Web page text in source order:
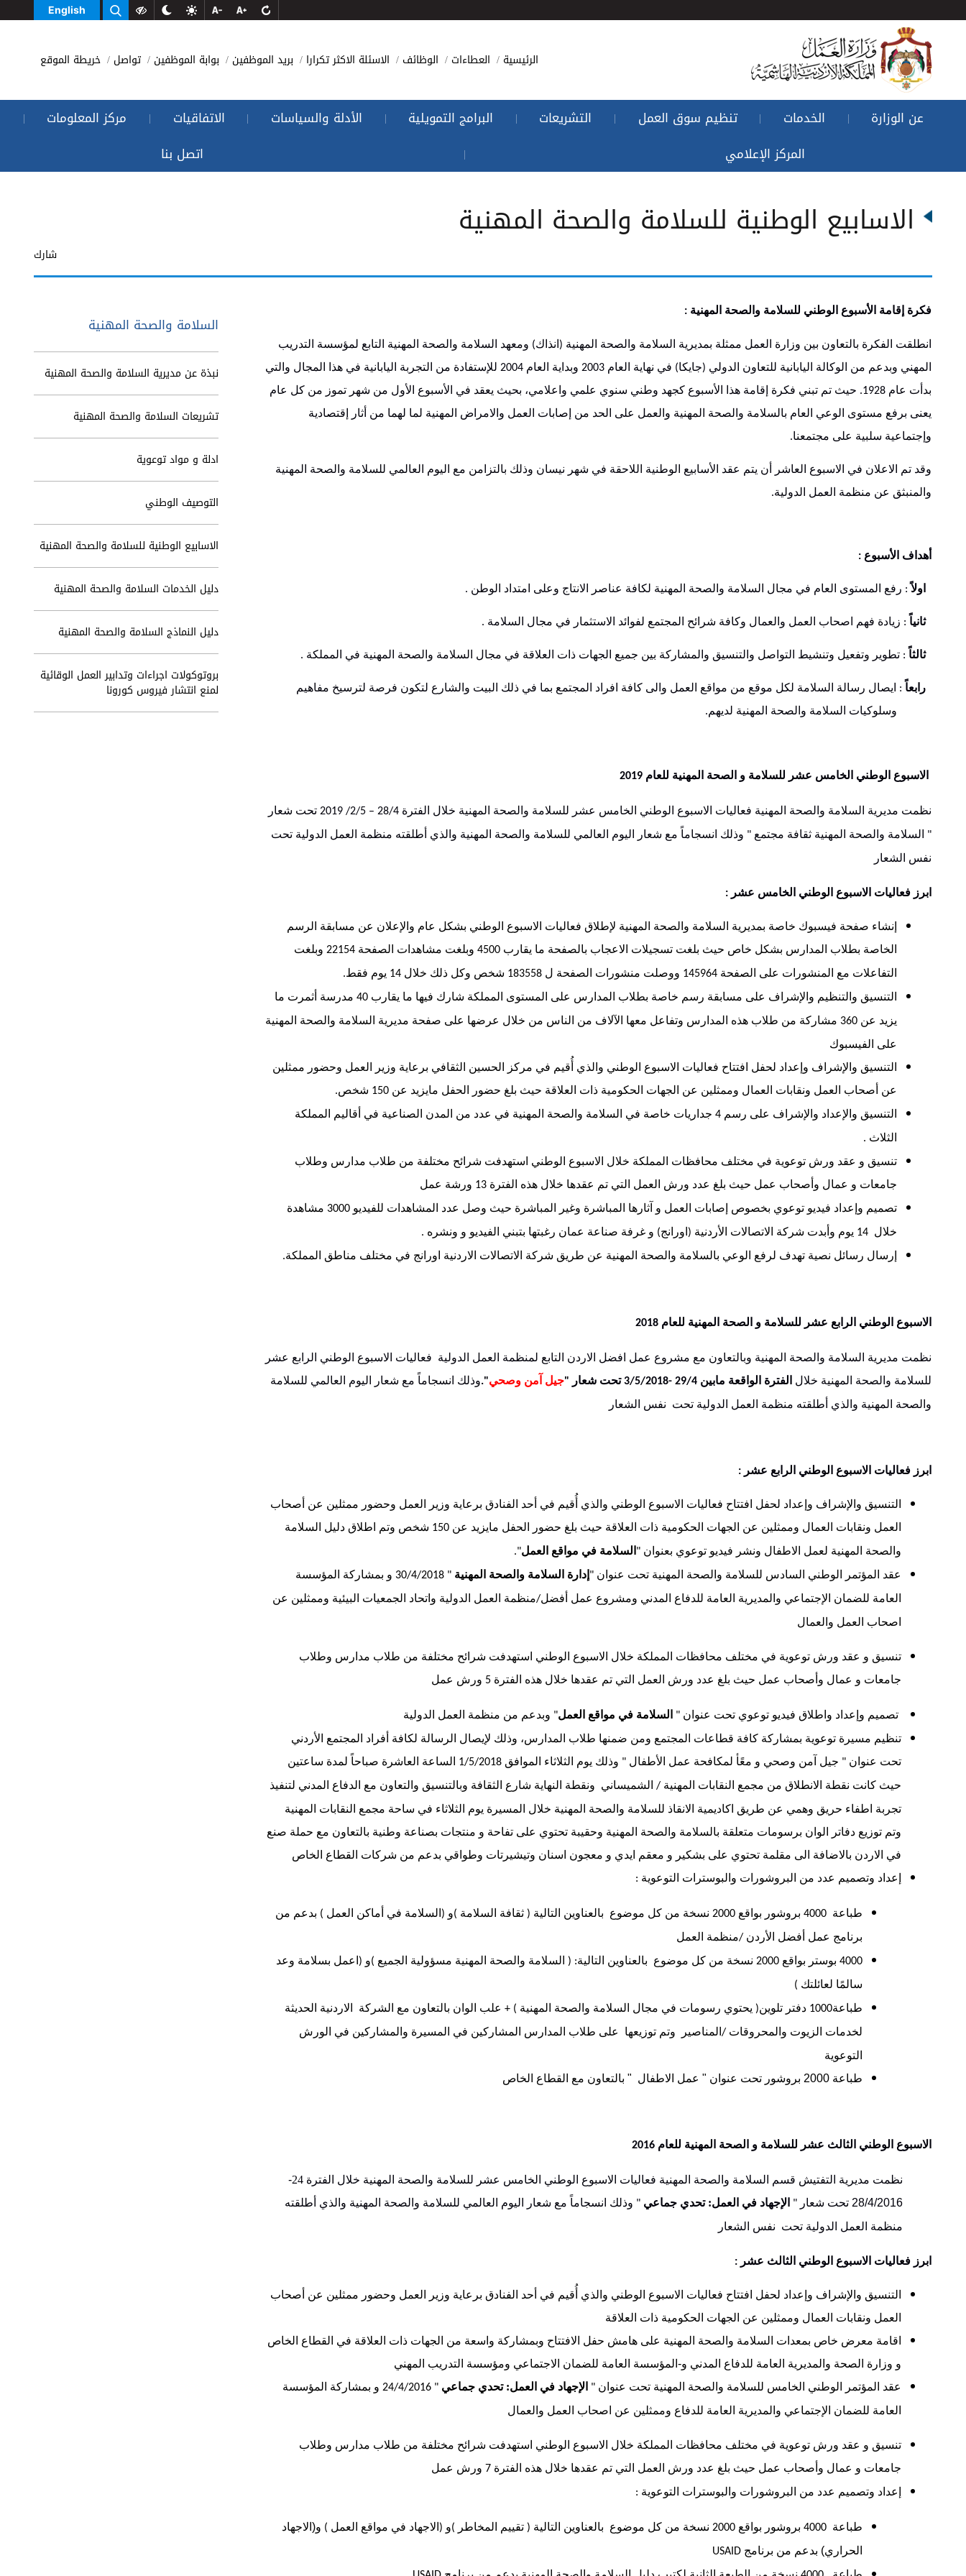
English
الرئيسية العطاءات الوظائف الاسئلة الاكثر تكرارا بريد الموظفين بوابة الموظفين تواصل خريطة الموقع
عن الوزارة | الخدمات | تنظيم سوق العمل | التشريعات | البرامج التمويلية | الأدلة والسياسات | الاتفاقيات | مركز المعلومات |
المركز الإعلامي | اتصل بنا
الاسابيع الوطنية للسلامة والصحة المهنية
شارك
فكرة إقامة الأسبوع الوطني للسلامة والصحة المهنية :
انطلقت الفكرة بالتعاون بين وزارة العمل ممثلة بمديرية السلامة والصحة المهنية ( انذاك) ومعهد السلامة والصحة المهنية التابع لمؤسسة التدريب
المهني وبدعم من الوكالة اليابانية للتعاون الدولي (جايكا) في نهاية العام وبداية العام
للإستفادة من التجربة اليابانية في هذا المجال والتي
بدأت عام
حيث تم تبني فكرة إقامة هذا الأسبوع كجهد وطني سنوي علمي واعلامي، بحيث يعقد في الأسبوع الأول من شهر تموز من كل عام
يعنى برفع مستوى الوعي العام بالسلامة والصحة المهنية والعمل على الحد من إصابات العمل والامراض المهنية لما لهما من أثار إقتصادية
وإجتماعية سلبية على مجتمعنا.
وقد تم الاعلان في الاسبوع العاشر أن يتم عقد الأسابيع الوطنية اللاحقة في شهر نيسان وذلك بالتزامن مع اليوم العالمي للسلامة والصحة المهنية
والمنبثق عن منظمة العمل الدولية.
أهداف الأسبوع :
اولاً : رفع المستوى العام في مجال السلامة والصحة المهنية لكافة عناصر الانتاج وعلى امتداد الوطن .
ثانياً : زيادة فهم اصحاب العمل والعمال وكافة شرائح المجتمع لفوائد الاستثمار في مجال السلامة .
ثالثاً : تطوير وتفعيل وتنشيط التواصل والتنسيق والمشاركة بين جميع الجهات ذات العلاقة في مجال السلامة والصحة المهنية في المملكة .
رابعاً :
ايصال رسالة السلامة لكل موقع من مواقع العمل والى كافة افراد المجتمع بما في ذلك البيت والشارع لتكون فرصة لترسيخ مفاهيم
وسلوكيات السلامة والصحة المهنية لديهم.
الاسبوع الوطني الخامس عشر للسلامة و الصحة المهنية للعام
نظمت مديرية السلامة والصحة المهنية فعاليات الاسبوع الوطني الخامس عشر للسلامة والصحة المهنية خلال الفترة تحت شعار
" السلامة والصحة المهنية ثقافة مجتمع " وذلك انسجاماً مع شعار اليوم العالمي للسلامة والصحة المهنية والذي أطلقته منظمة العمل الدولية تحت
نفس الشعار
ابرز فعاليات الاسبوع الوطني الخامس عشر :
إنشاء صفحة فيسبوك خاصة بمديرية السلامة والصحة المهنية لإطلاق فعاليات الاسبوع الوطني بشكل عام والإعلان عن مسابقة الرسم
الخاصة بطلاب المدارس بشكل خاص حيث بلغت تسجيلات الاعجاب بالصفحة ما يقارب
وبلغت مشاهدات الصفحة
وبلغت
التفاعلات مع المنشورات على الصفحة
ووصلت منشورات الصفحة ل شخص وكل ذلك خلال يوم فقط.
التنسيق والتنظيم والإشراف على مسابقة رسم خاصة بطلاب المدارس على المستوى المملكة شارك فيها ما يقارب
مدرسة أثمرت ما
يزيد عن
مشاركة من طلاب هذه المدارس وتفاعل معها الآلاف من الناس من خلال عرضها على صفحة مديرية السلامة والصحة المهنية
على الفيسبوك
التنسيق والإشراف وإعداد لحفل افتتاح فعاليات الاسبوع الوطني والذي أُقيم في مركز الحسين الثقافي برعاية وزير العمل وحضور ممثلين
عن أصحاب العمل ونقابات العمال وممثلين عن الجهات الحكومية ذات العلاقة حيث بلغ حضور الحفل مايزيد عن
شخص.
التنسيق والإعداد والإشراف على رسم
جداريات خاصة في السلامة والصحة المهنية في عدد من المدن الصناعية في أقاليم المملكة
الثلاث .
تنسيق و عقد ورش توعوية في مختلف محافظات المملكة خلال الاسبوع الوطني استهدفت شرائح مختلفة من طلاب مدارس وطلاب
جامعات و عمال وأصحاب عمل حيث بلغ عدد ورش العمل التي تم عقدها خلال هذه الفترة
ورشة عمل
تصميم وإعداد فيديو توعوي بخصوص إصابات العمل و آثارها المباشرة وغير المباشرة حيث وصل عدد المشاهدات للفيديو
مشاهدة
خلال
يوم وأبدت شركة الاتصالات الأردنية ( اورانج) و غرفة صناعة عمان رغبتها بتبني الفيديو و ونشره .
إرسال رسائل نصية تهدف لرفع الوعي بالسلامة والصحة المهنية عن طريق شركة الاتصالات الاردنية اورانج في مختلف مناطق المملكة.
الاسبوع الوطني الرابع عشر للسلامة و الصحة المهنية للعام
نظمت مديرية السلامة والصحة المهنية وبالتعاون مع مشروع عمل افضل الاردن التابع لمنظمة العمل الدولية فعاليات الاسبوع الوطني الرابع عشر
للسلامة والصحة المهنية خلال الفترة الواقعة مابين تحت شعار "جيل آمن وصحي".وذلك انسجاماً مع شعار اليوم العالمي للسلامة
والصحة المهنية والذي أطلقته منظمة العمل الدولية تحت نفس الشعار
ابرز فعاليات الاسبوع الوطني الرابع عشر :
التنسيق والإشراف وإعداد لحفل افتتاح فعاليات الاسبوع الوطني والذي أُقيم في أحد الفنادق برعاية وزير العمل وحضور ممثلين عن أصحاب
العمل ونقابات العمال وممثلين عن الجهات الحكومية ذات العلاقة حيث بلغ حضور الحفل مايزيد عن
شخص وتم اطلاق دليل السلامة
والصحة المهنية لعمل الاطفال ونشر فيديو توعوي بعنوان " السلامة في مواقع العمل".
عقد المؤتمر الوطني السادس للسلامة والصحة المهنية تحت عنوان " إدارة السلامة والصحة المهنية " 30/4/2018
و بمشاركة المؤسسة
العامة للضمان الإجتماعي والمديرية العامة للدفاع المدني ومشروع عمل أفضل/منظمة العمل الدولية واتحاد الجمعيات البيئية وممثلين عن
اصحاب العمل والعمال
تنسيق و عقد ورش توعوية في مختلف محافظات المملكة خلال الاسبوع الوطني استهدفت شرائح مختلفة من طلاب مدارس وطلاب
جامعات و عمال وأصحاب عمل حيث بلغ عدد ورش العمل التي تم عقدها خلال هذه الفترة
ورش عمل
تصميم وإعداد واطلاق فيديو توعوي تحت عنوان " السلامة في مواقع العمل" وبدعم من منظمة العمل الدولية
تنظيم مسيرة توعوية بمشاركة كافة قطاعات المجتمع ومن ضمنها طلاب المدارس، وذلك لإيصال الرسالة لكافة أفراد المجتمع الأردني
تحت عنوان " جيل آمن وصحي و معًأ لمكافحة عمل الأطفال " وذلك يوم الثلاثاء الموافق
الساعة العاشرة صباحاً لمدة ساعتين
حيث كانت نقطة الانطلاق من مجمع النقابات المهنية / الشميساني ونقطة النهاية شارع الثقافة وبالتنسيق والتعاون مع الدفاع المدني لتنفيذ
تجربة اطفاء حريق وهمي عن طريق اكاديمية الانقاذ للسلامة والصحة المهنية خلال المسيرة يوم الثلاثاء في ساحة مجمع النقابات المهنية
وتم توزيع دفاتر الوان برسومات متعلقة بالسلامة والصحة المهنية وحقيبة تحتوي على تفاحة و منتجات بصناعة وطنية بالتعاون مع حملة صنع
في الاردن بالاضافة الى مقلمة تحتوي على بشكير و معقم ايدي و معجون اسنان وتيشيرتات وطواقي بدعم من شركات القطاع الخاص
إعداد وتصميم عدد من البروشورات والبوسترات التوعوية :
طباعة بروشور بواقع نسخة من كل موضوع بالعناوين التالية ( ثقافة السلامة )و ( السلامة في أماكن العمل ) بدعم من
برنامج عمل أفضل الأردن /منظمة العمل
4000 بوستر بواقع نسخة من كل موضوع بالعناوين التالية: ( السلامة والصحة المهنية مسؤولية الجميع )و ( اعمل بسلامة وعد
سالمًا لعائلتك )
طباعة1000 دفتر تلوين( يحتوي رسومات في مجال السلامة والصحة المهنية ) + علب الوان بالتعاون مع الشركة الاردنية الحديثة
لخدمات الزيوت والمحروقات / المناصير وتم توزيعها على طلاب المدارس المشاركين في المسيرة والمشاركين في الورش
التوعوية
طباعة 2000 بروشور تحت عنوان " عمل الاطفال " بالتعاون مع القطاع الخاص
الاسبوع الوطني الثالث عشر للسلامة و الصحة المهنية للعام
نظمت مديرية التفتيش قسم السلامة والصحة المهنية فعاليات الاسبوع الوطني الخامس عشر للسلامة والصحة المهنية خلال الفترة 24
-
28/4/2016 تحت شعار " الإجهاد في العمل: تحدي جماعي " وذلك انسجاماً مع شعار اليوم العالمي للسلامة والصحة المهنية والذي أطلقته
منظمة العمل الدولية تحت نفس الشعار
ابرز فعاليات الاسبوع الوطني الثالث عشر :
التنسيق والإشراف وإعداد لحفل افتتاح فعاليات الاسبوع الوطني والذي أُقيم في أحد الفنادق برعاية وزير العمل وحضور ممثلين عن أصحاب
العمل ونقابات العمال وممثلين عن الجهات الحكومية ذات العلاقة
اقامة معرض خاص بمعدات السلامة والصحة المهنية على هامش حفل الافتتاح وبمشاركة واسعة من الجهات ذات العلاقة في القطاع الخاص
و وزارة الصحة والمديرية العامة للدفاع المدني و-المؤسسة العامة للضمان الاجتماعي ومؤسسة التدريب المهني
عقد المؤتمر الوطني الخامس للسلامة والصحة المهنية تحت عنوان " الإجهاد في العمل: تحدي جماعي " 24/4/2016
و بمشاركة المؤسسة
العامة للضمان الإجتماعي والمديرية العامة للدفاع وممثلين عن اصحاب العمل والعمال
تنسيق و عقد ورش توعوية في مختلف محافظات المملكة خلال الاسبوع الوطني استهدفت شرائح مختلفة من طلاب مدارس وطلاب
جامعات و عمال وأصحاب عمل حيث بلغ عدد ورش العمل التي تم عقدها خلال هذه الفترة
ورش عمل
إعداد وتصميم عدد من البروشورات والبوسترات التوعوية :
طباعة بروشور بواقع نسخة من كل موضوع بالعناوين التالية ( تقييم المخاطر )و ( الاجهاد في مواقع العمل ) و(الاجهاد
الحراري) بدعم من برنامج USAID
السلامة والصحة المهنية
نبذة عن مديرية السلامة والصحة المهنية
تشريعات السلامة والصحة المهنية
ادلة و مواد توعوية
التوصيف الوطني
الاسابيع الوطنية للسلامة والصحة المهنية
دليل الخدمات السلامة والصحة المهنية
دليل النماذج السلامة والصحة المهنية
بروتوكولات اجراءات وتدابير العمل الوقائية
لمنع انتشار فيروس كورونا